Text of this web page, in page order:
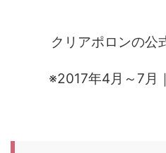
クリアポロンの公
※2017年4月～7月